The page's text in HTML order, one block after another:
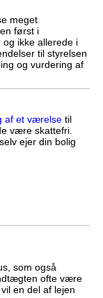
meget
først i
ikke allerede i
til styrelsen
og vurdering af
af et værelsetil
være skattefri.
ejer din bolig
som også
ofte være
en del af lejen